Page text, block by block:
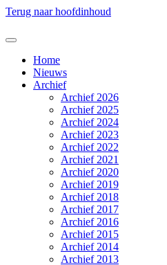
Terug naar hoofdinhoud
Home
Nieuws
Archief
Archief 2026
Archief 2025
Archief 2024
Archief 2023
Archief 2022
Archief 2021
Archief 2020
Archief 2019
Archief 2018
Archief 2017
Archief 2016
Archief 2015
Archief 2014
Archief 2013